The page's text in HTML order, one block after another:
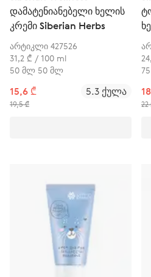
დამატენიანებელი ხელის
კრემი Siberian Herbs
არტიკლი 427526
31,2 ₾ / 100 ml
50 მლ 50 მლ
15,6 ₾
19,5 ₾
5.3 ქულა
22